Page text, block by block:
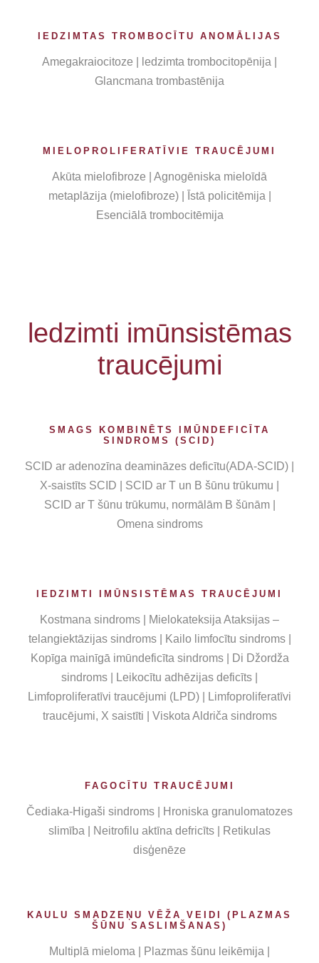
IEDZIMTAS TROMBOCĪTU ANOMĀLIJAS
Amegakraiocitoze | ledzimta trombocitopēnija |
Glancmana trombastēnija
MIELOPROLIFERATĪVIE TRAUCĒJUMI
Akūta mielofibroze | Agnogēniska mieloīdā
metaplāzija (mielofibroze) | Īstā policitēmija |
Esenciālā trombocitēmija
ledzimti imūnsistēmas
traucējumi
SMAGS KOMBINĒTS IMŪNDEFICĪTA
SINDROMS (SCID)
SCID ar adenozīna deamināzes deficītu(ADA-SCID) |
X-saistīts SCID | SCID ar T un B šūnu trūkumu |
SCID ar T šūnu trūkumu, normālām B šūnām |
Omena sindroms
IEDZIMTI IMŪNSISTĒMAS TRAUCĒJUMI
Kostmana sindroms | Mielokateksija Ataksijas –
telangiektāzijas sindroms | Kailo limfocītu sindroms |
Kopīga mainīgā imūndeficīta sindroms | Di Džordža
sindroms | Leikocītu adhēzijas deficīts |
Limfoproliferatīvi traucējumi (LPD) | Limfoproliferatīvi
traucējumi, X saistīti | Viskota Aldriča sindroms
FAGOCĪTU TRAUCĒJUMI
Čediaka-Higaši sindroms | Hroniska granulomatozes
slimība | Neitrofilu aktīna defricīts | Retikulas
disģenēze
KAULU SMADZEŅU VĒŽA VEIDI (PLAZMAS
ŠŪNU SASLIMŠANAS)
Multiplā mieloma | Plazmas šūnu leikēmija |